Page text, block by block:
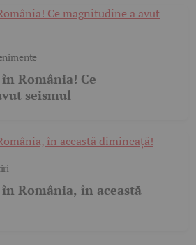
România! Ce
seismul
România, în această